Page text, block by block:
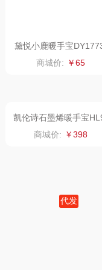
高原宏
五谷磨房
HYUNDAI
黛悦小鹿暖手宝
暖手充电宝现货秒发太空
舱暖手宝
商城价: ￥65
科迈升暴富娃多功能暖手